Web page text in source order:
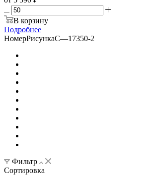
В корзину
Подробнее
НомерРисункаС—17350-2
Фильтр
Сортировка